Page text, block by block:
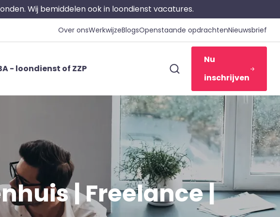
Wij bemiddelen ook in loondienst vacatures.
Over onsWerkwijzeBlogsOpenstaande opdrachtenNieuwsbrief
- loondienst of ZZP
Nu
inschrijven
| Freelance |